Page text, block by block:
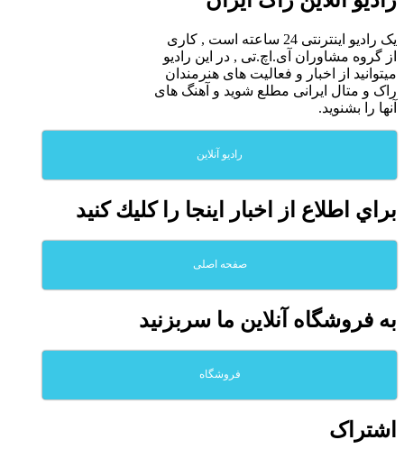
یک رادیو اینترنتی 24 ساعته است , کاری
از گروه مشاوران آی.اچ.تی , در این رادیو
میتوانید از اخبار و فعالیت های هنرمندان
راک و متال ایرانی مطلع شوید و آهنگ های
آنها را بشنوید.
رادیو آنلاین
براي اطلاع از اخبار اينجا را كليك كنيد
صفحه اصلی
به فروشگاه آنلاين ما سربزنيد
فروشگاه
اشتراک